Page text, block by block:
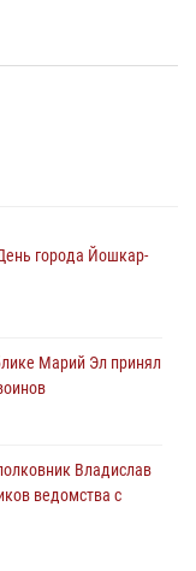
города Йошкар-
Марий Эл принял
Владислав
ведомства с